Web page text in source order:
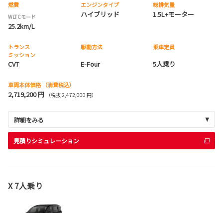
燃費
WLTCモード
25.2km/L
エンジンタイプ
ハイブリッド
総排気量
1.5L+モーター
トランス
ミッション
CVT
駆動方法
E-Four
乗車定員
5人乗り
車両本体価格 （消費税込）
2,719,200 円 （税抜 2,472,000 円）
詳細をみる
見積りシミュレーション
X 7人乗り